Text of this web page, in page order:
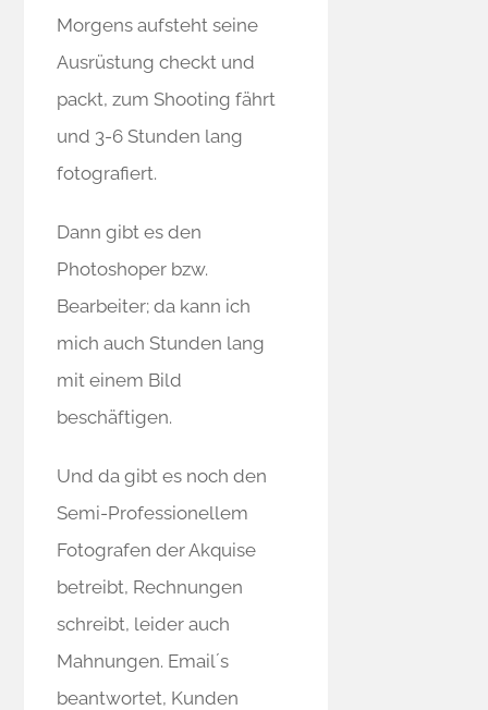
Morgens aufsteht seine
Ausrüstung checkt und
packt, zum Shooting fährt
und 3-6 Stunden lang
fotografiert.
Dann gibt es den
Photoshoper bzw.
Bearbeiter; da kann ich
mich auch Stunden lang
mit einem Bild
beschäftigen.
Und da gibt es noch den
Semi-Professionellem
Fotografen der Akquise
betreibt, Rechnungen
schreibt, leider auch
Mahnungen. Email´s
beantwortet, Kunden